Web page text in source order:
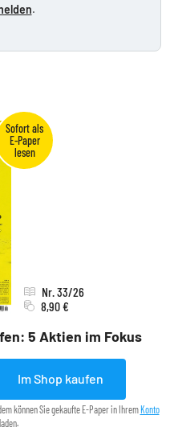
.
5 Aktien im Fokus
Nr. 33/26
8,90 €
Im Shop kaufen
können Sie gekaufte E-Paper in IhremKonto